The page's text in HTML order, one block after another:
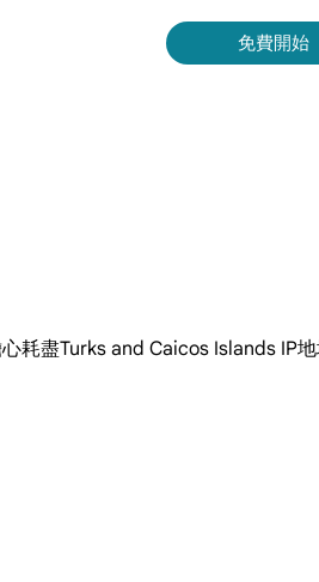
免費開始
耗盡Turks and Caicos Islands IP